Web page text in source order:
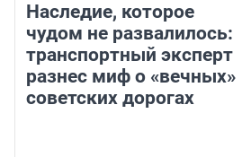
Наследие, которое
чудом не развалилось:
транспортный эксперт
разнес миф о «вечных»
советских дорогах